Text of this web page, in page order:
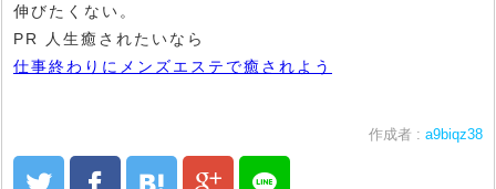
伸びたくない。
PR 人生癒されたいなら
仕事終わりにメンズエステで癒されよう
作成者 : a9biqz38